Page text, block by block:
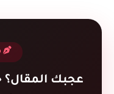
عجبك المقال؟